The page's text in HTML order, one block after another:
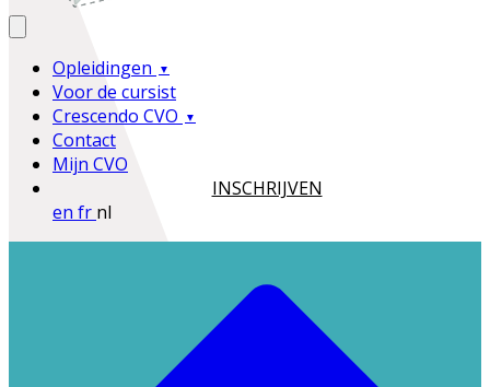
Opleidingen
Voor de cursist
Crescendo CVO
Contact
Mijn CVO
INSCHRIJVEN
en fr nl